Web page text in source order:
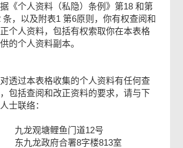
《个人资料（私隐）条例》第18 和第
条，以及附表1 第6原则，你有权查阅和
个人资料，包括有权索取你在本表格
的个人资料副本。
透过本表格收集的个人资料有任何查
包括查阅和改正资料的要求，请与下
士联络：
九龙观塘鲤鱼门道12号
东九龙政府合署8字楼813室